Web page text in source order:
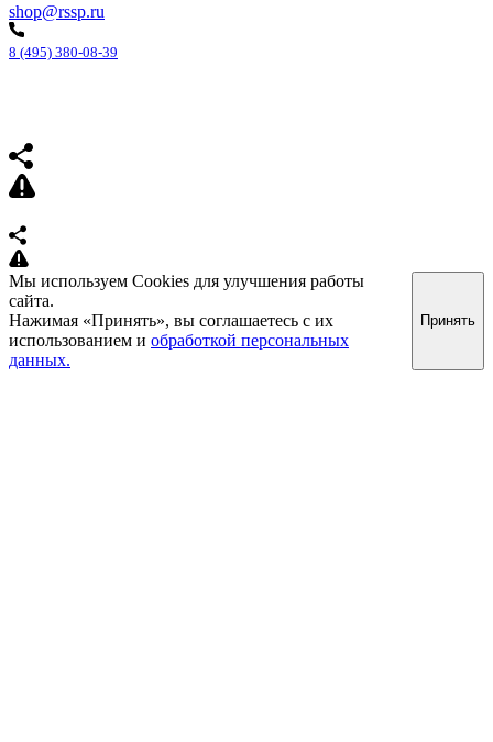
shop@rssp.ru
8 (495) 380-08-39
Мы используем Cookies для улучшения работы
сайта.
Нажимая «Принять», вы соглашаетесь с их
использованием и обработкой персональных
данных.
Принять